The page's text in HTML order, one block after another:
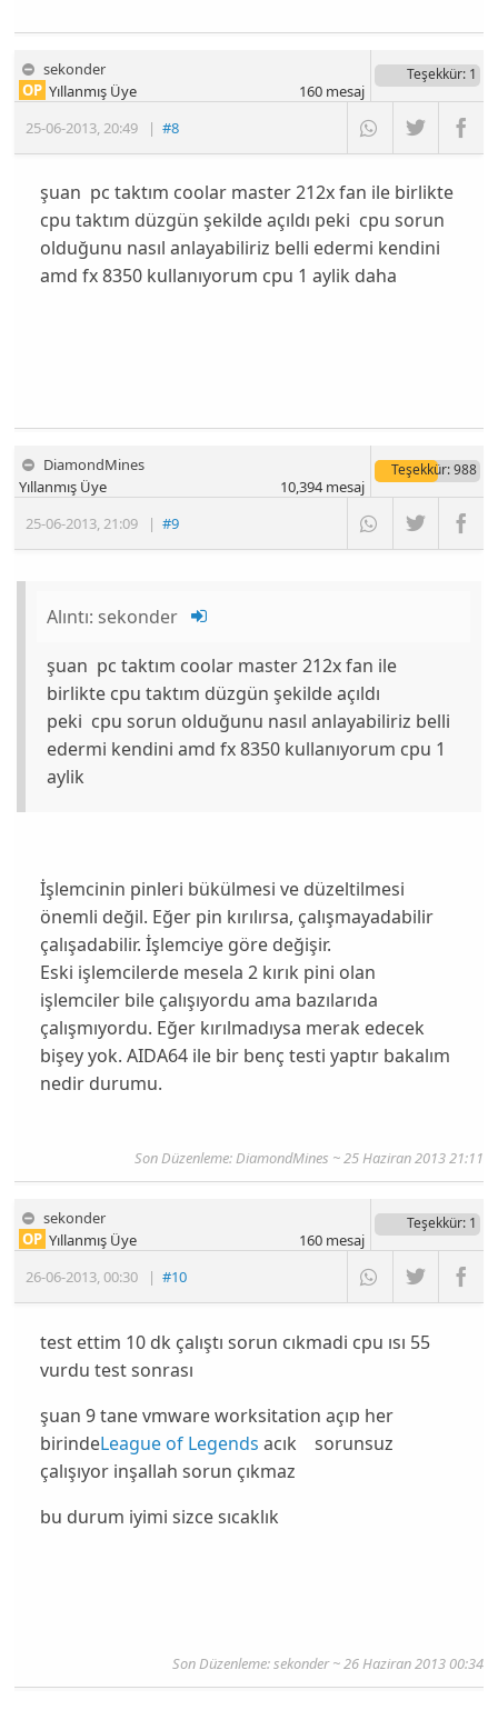
sekonder
25-06-2013,20:49 |#8
OP Yıllanmış Üye
Teşekkür: 1
160mesaj
şuan pc taktım coolar master 212x fan ile birlikte
cpu taktım düzgün şekilde açıldı peki cpu sorun
olduğunu nasıl anlayabiliriz belli edermi kendini
amd fx 8350 kullanıyorum cpu 1 aylik daha
DiamondMines
25-06-2013,21:09 |#9
Yıllanmış Üye
Teşekkür: 988
10,394mesaj
Alıntı: sekonder
şuan pc taktım coolar master 212x fan ile
birlikte cpu taktım düzgün şekilde açıldı
peki cpu sorun olduğunu nasıl anlayabiliriz belli
edermi kendini amd fx 8350 kullanıyorum cpu 1
aylik
İşlemcinin pinleri bükülmesi ve düzeltilmesi
önemli değil. Eğer pin kırılırsa, çalışmayadabilir
çalışadabilir. İşlemciye göre değişir.
Eski işlemcilerde mesela 2 kırık pini olan
işlemciler bile çalışıyordu ama bazılarıda
çalışmıyordu. Eğer kırılmadıysa merak edecek
bişey yok. AIDA64 ile bir benç testi yaptır bakalım
nedir durumu.
Son Düzenleme: DiamondMines ~ 25 Haziran 2013 21:11
sekonder
26-06-2013,00:30 |#10
OP Yıllanmış Üye
Teşekkür: 1
160mesaj
test ettim 10 dk çalıştı sorun cıkmadi cpu ısı 55
vurdu test sonrası
şuan 9 tane vmware worksitation açıp her
birindeLeague of Legends acık sorunsuz
çalışıyor inşallah sorun çıkmaz
bu durum iyimi sizce sıcaklık
Son Düzenleme: sekonder ~ 26 Haziran 2013 00:34